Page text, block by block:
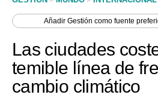
Economía
Mercados
AñadirGestión como fuente
Las ciudades
temible línea de
cambio climático